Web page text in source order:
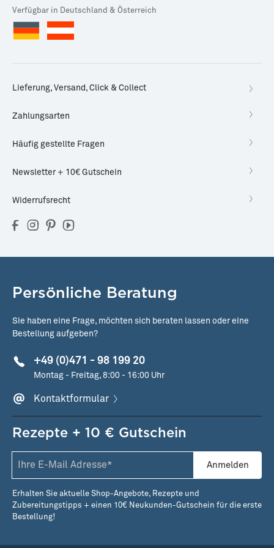
Verfügbar in Deutschland & Österreich
Lieferung, Versand, Click & Collect
Zahlungsarten
Häufig gestellte Fragen
Newsletter + 10€ Gutschein
Widerrufsrecht
Persönliche Beratung
Sie haben eine Frage, möchten sich beraten lassen oder eine
Bestellung aufgeben?
+49 (0)471 - 98 199 20
Montag - Freitag, 8:00 - 16:00 Uhr
Kontaktformular
Rezepte + 10 € Gutschein
Anmelden
Erhalten Sie aktuelle Shop-Angebote, Rezepte und
Zubereitungstipps + einen 10€ Neukunden-Gutschein für die erste
Bestellung!